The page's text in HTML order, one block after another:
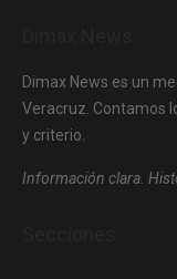
Dimax News es un
Veracruz. Contamos
y criterio.
Información clara.